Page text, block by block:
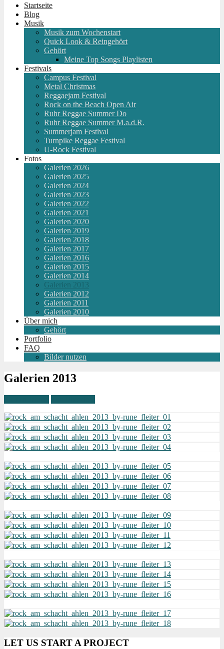
Startseite
Blog
Musik
Musik zum Wochenstart
Quick Look & Reingehört
Gehört
Meine Top Songs Playlisten
Festivals
Campus Festival
Metal Christmas
Reggaejam Festival
Rock on the Beach Open Air
Ruhr Reggae Summer Do
Ruhr Reggae Summer M.a.d.R.
Summerjam Festival
Turnpike Reggae Festival
U-Rock Festival
Fotos
Galerien 2026
Galerien 2025
Galerien 2024
Galerien 2023
Galerien 2022
Galerien 2021
Galerien 2020
Galerien 2019
Galerien 2018
Galerien 2017
Galerien 2016
Galerien 2015
Galerien 2014
Galerien 2013
Galerien 2012
Galerien 2011
Galerien 2010
Über mich
Gehört
Portfolio
FAQ
Bilder nutzen
Galerien 2013
LET US START A PROJECT